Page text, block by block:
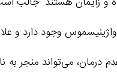
وجود دارد و
درمان، می‌تواند منجر